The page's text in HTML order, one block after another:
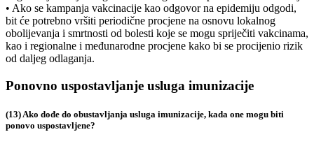
• Ako se kampanja vakcinacije kao odgovor na epidemiju odgodi,
bit će potrebno vršiti periodične procjene na osnovu lokalnog
obolijevanja i smrtnosti od bolesti koje se mogu spriječiti vakcinama,
kao i regionalne i međunarodne procjene kako bi se procijenio rizik
od daljeg odlaganja.
Ponovno uspostavljanje usluga imunizacije
(13) Ako dođe do obustavljanja usluga imunizacije, kada one mogu biti
ponovo uspostavljene?